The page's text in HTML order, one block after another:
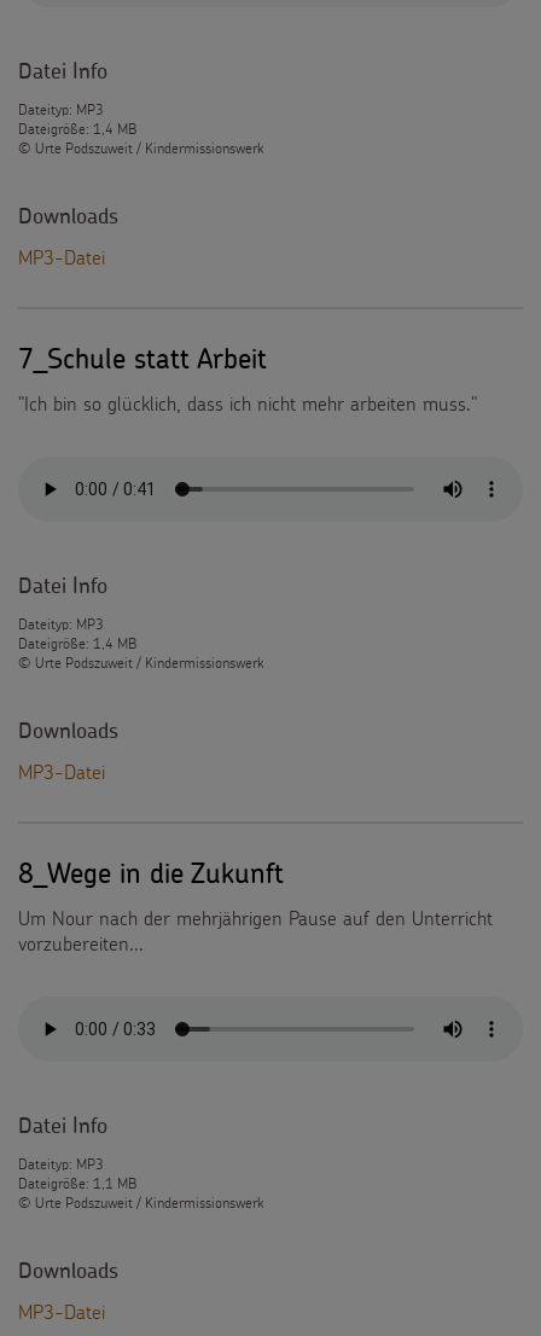
Datei Info
Dateityp: MP3
Dateigröße: 1,4 MB
© Urte Podszuweit / Kindermissionswerk
Downloads
MP3-Datei
7_Schule statt Arbeit
"Ich bin so glücklich, dass ich nicht mehr arbeiten muss."
Datei Info
Dateityp: MP3
Dateigröße: 1,4 MB
© Urte Podszuweit / Kindermissionswerk
Downloads
MP3-Datei
8_Wege in die Zukunft
Um Nour nach der mehrjährigen Pause auf den Unterricht
vorzubereiten...
Datei Info
Dateityp: MP3
Dateigröße: 1,1 MB
© Urte Podszuweit / Kindermissionswerk
Downloads
MP3-Datei